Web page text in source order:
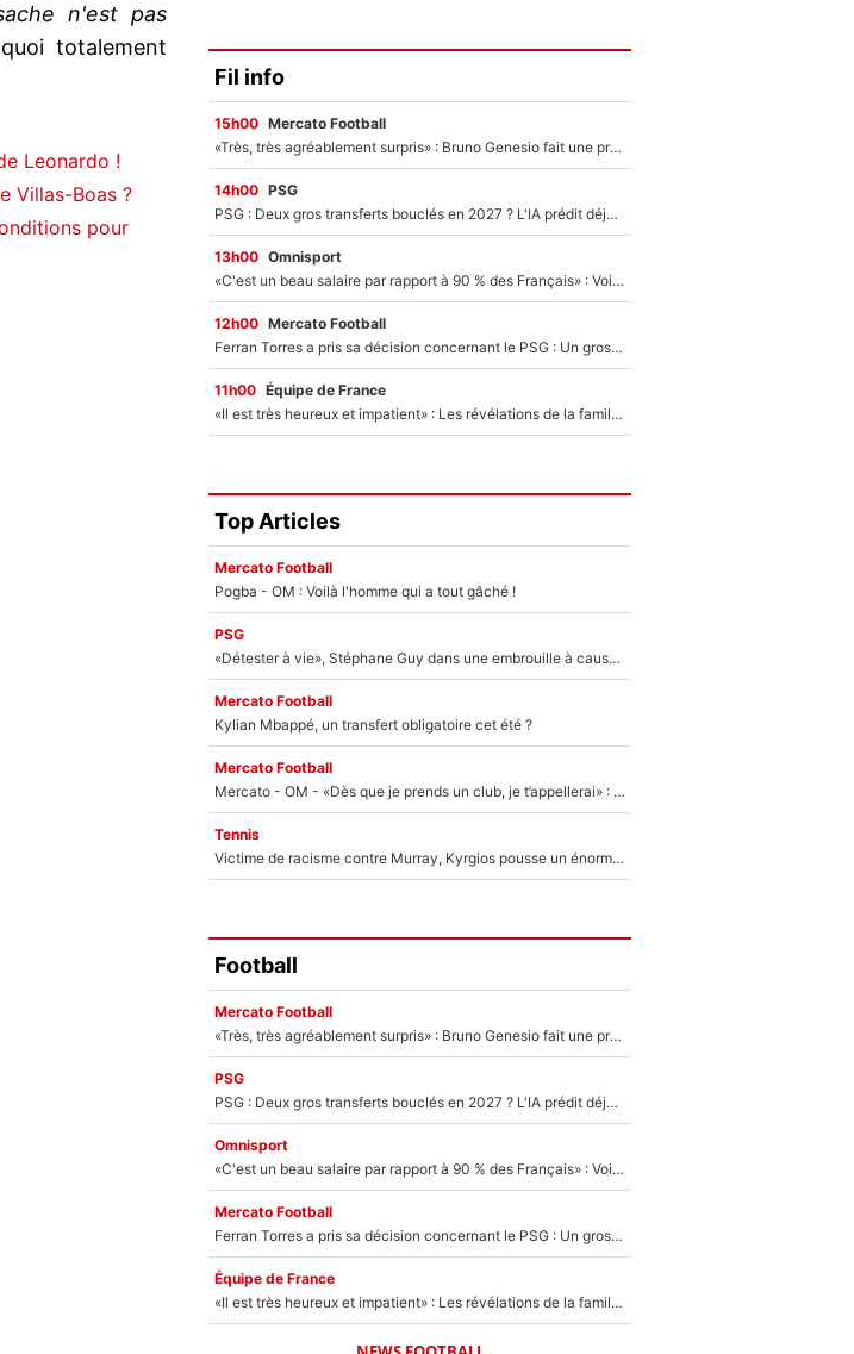
n'est pas
totalement
Leonardo !
Villas-Boas ?
pour
Fil info
15h00 Mercato Football
«Très, très agréablement surpris» : Bruno Genesio fait une promesse pour la suite du mercato de l’OM et rassure les supporters
14h00 PSG
PSG : Deux gros transferts bouclés en 2027 ? L'IA prédit déjà les deux joueurs qui pourraient rejoindre Luis Enrique !
13h00 Omnisport
«C'est un beau salaire par rapport à 90 % des Français» : Voilà combien touchait Nelson Monfort sur France Télévisions avant de rejoindre CNews
12h00 Mercato Football
Ferran Torres a pris sa décision concernant le PSG : Un gros club étranger prêt à relancer le feuilleton pour la signature du champion du monde 2026 !
11h00 Équipe de France
«Il est très heureux et impatient» : Les révélations de la famille Zidane sur sa prise de pouvoir en équipe de France !
Top Articles
Mercato Football
Pogba - OM : Voilà l'homme qui a tout gâché !
PSG
«Détester à vie», Stéphane Guy dans une embrouille à cause du PSG !
Mercato Football
Kylian Mbappé, un transfert obligatoire cet été ?
Mercato Football
Mercato - OM - «Dès que je prends un club, je t’appellerai» : La promesse de Marcelino au moment de claquer la porte
Tennis
Victime de racisme contre Murray, Kyrgios pousse un énorme coup de gueule !
Football
Mercato Football
«Très, très agréablement surpris» : Bruno Genesio fait une promesse pour la suite du mercato de l’OM et rassure les supporters
PSG
PSG : Deux gros transferts bouclés en 2027 ? L'IA prédit déjà les deux joueurs qui pourraient rejoindre Luis Enrique !
Omnisport
«C'est un beau salaire par rapport à 90 % des Français» : Voilà combien touchait Nelson Monfort sur France Télévisions avant de rejoindre CNews
Mercato Football
Ferran Torres a pris sa décision concernant le PSG : Un gros club étranger prêt à relancer le feuilleton pour la signature du champion du monde 2026 !
Équipe de France
«Il est très heureux et impatient» : Les révélations de la famille Zidane sur sa prise de pouvoir en équipe de France !